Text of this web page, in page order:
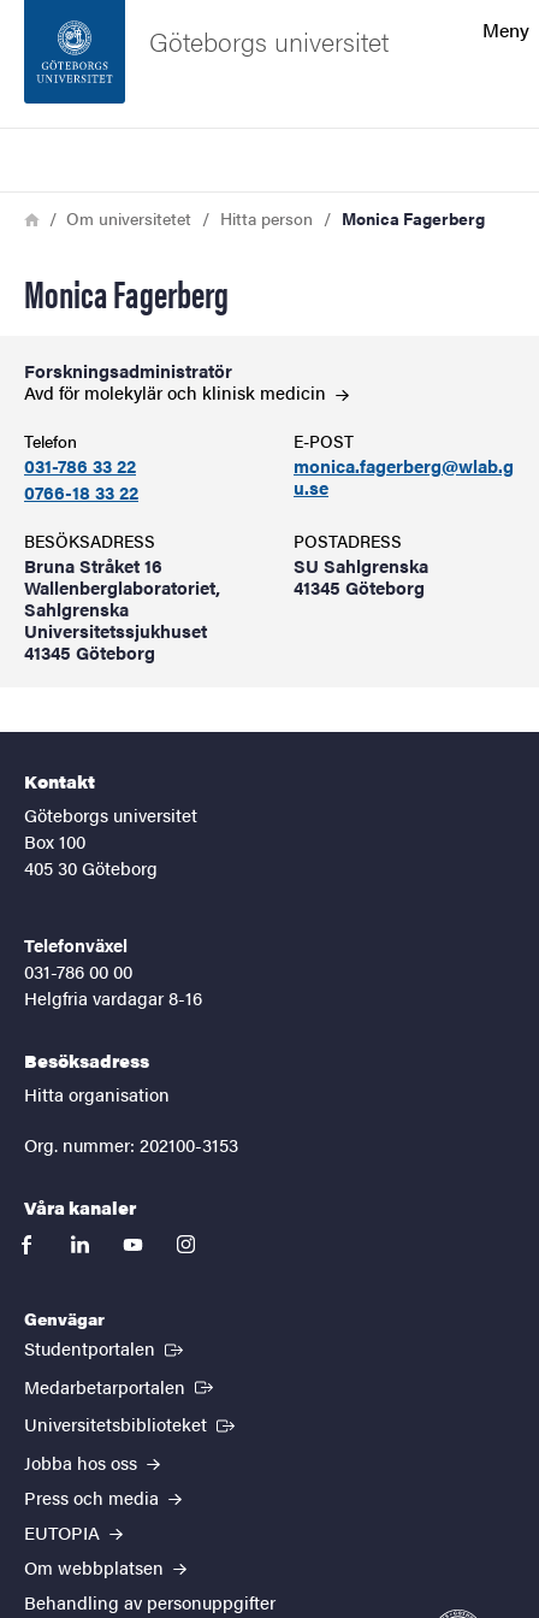
Sidfoten
Meny
Göteborgs universitet
Länkstig
HemOm universitetet Hitta person Monica Fagerberg
Monica Fagerberg
Forskningsadministratör
Avd för molekylär och klinisk medicin
Telefon
031-786 33 22
0766-18 33 22
E-POST
monica.fagerberg@wlab.g
u.se
BESÖKSADRESS
Bruna Stråket 16
Wallenberglaboratoriet,
Sahlgrenska
Universitetssjukhuset
41345 Göteborg
POSTADRESS
SU Sahlgrenska
41345 Göteborg
Kontakt
Göteborgs universitet
Box 100
405 30 Göteborg
Telefonväxel
031-786 00 00
Helgfria vardagar 8-16
Besöksadress
Hitta organisation
Org. nummer: 202100-3153
Våra kanaler
facebooklinkedinyoutubeinstagram
Genvägar
Studentportalen (Extern länk)
Medarbetarportalen (Extern länk)
Universitetsbiblioteket (Extern länk)
Jobba hos oss
Press och media
EUTOPIA
Om webbplatsen
Behandling av personuppgifter